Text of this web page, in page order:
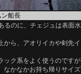
ン船長
るのに、チェジュは表面
から、アオリイカや剣先
ック系をよく使うのです
なかなかお持ち帰りサイ